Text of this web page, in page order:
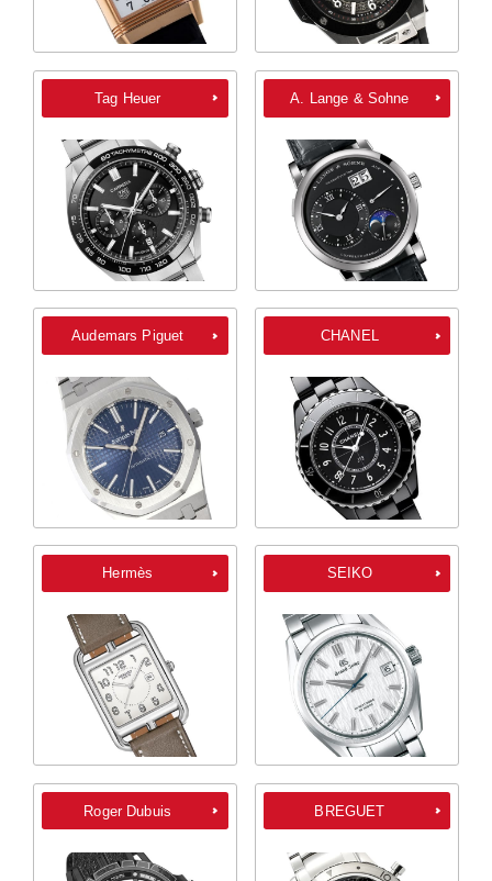
Tag Heuer A. Lange & Sohne
Audemars Piguet CHANEL
Hermès SEIKO
Roger Dubuis BREGUET